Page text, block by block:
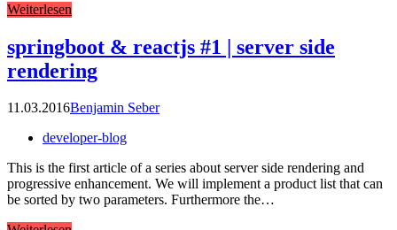
Weiterlesen
springboot & reactjs #1 | server side
rendering
11.03.2016Benjamin Seber
developer-blog
This is the first article of a series about server side rendering and
progressive enhancement. We will implement a product list that can
be sorted by two parameters. Furthermore the…